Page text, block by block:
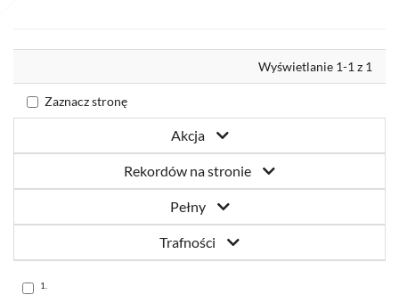
Wyświetlanie 1-1 z 1
Zaznacz stronę
Akcja
Rekordów na stronie
Pełny
Trafności
Skocz
do
1.